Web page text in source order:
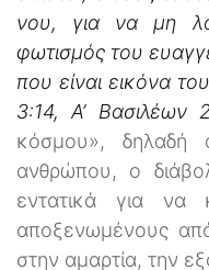
νου, για να μη
φωτισμός του
που είναι εικόνα
3:14, Α’ Βασιλέων
κόσμου»,
ανθρώπου, ο
εντατικά για να
αποξενωμένους
στην αμαρτία, την